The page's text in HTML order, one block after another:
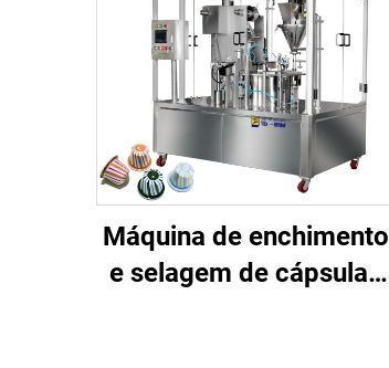
Máquina de enchimento
e selagem de cápsulas